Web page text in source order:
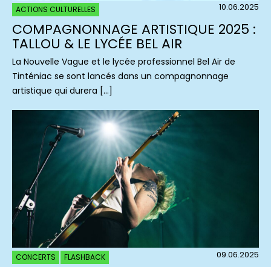
ACTIONS CULTURELLES 10.06.2025
COMPAGNONNAGE ARTISTIQUE 2025 :
TALLOU & LE LYCÉE BEL AIR
La Nouvelle Vague et le lycée professionnel Bel Air de
Tinténiac se sont lancés dans un compagnonnage
artistique qui durera […]
CONCERTS FLASHBACK 09.06.2025